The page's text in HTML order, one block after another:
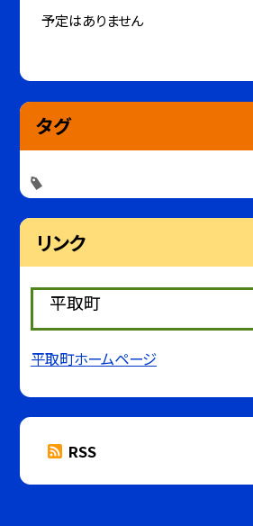
予定はありません
タグ
リンク
平取町
平取町ホームページ
RSS